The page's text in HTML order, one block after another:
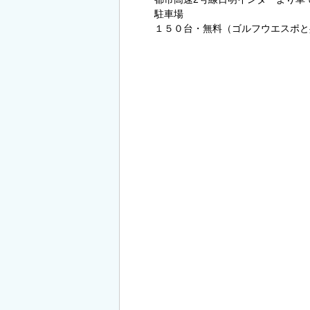
駐車場
１５０台・無料（ゴルフウエスポ